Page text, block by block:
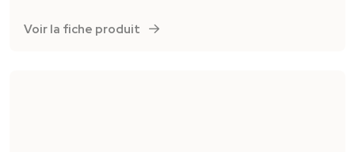
Voir la fiche produit